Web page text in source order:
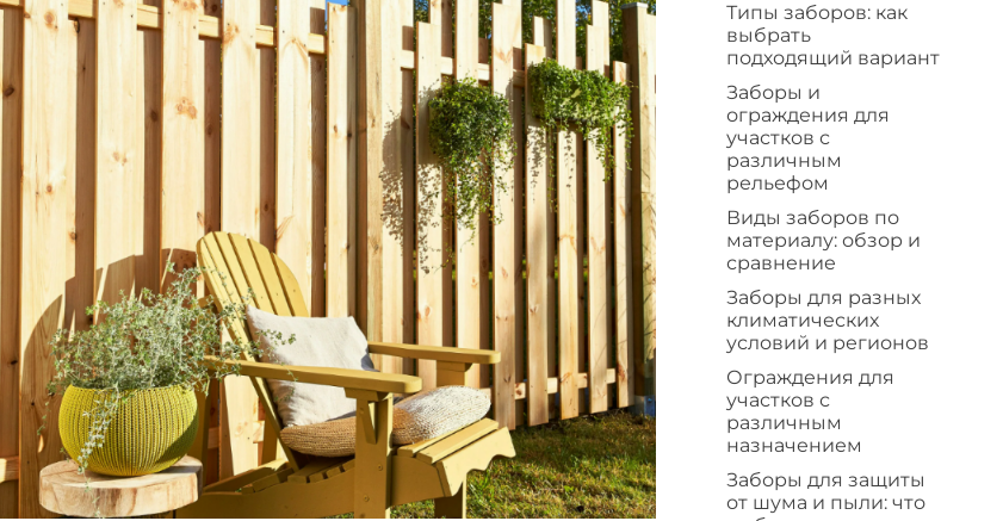
Типы заборов: как
выбрать
подходящий вариант
Заборы и
ограждения для
участков с
различным
рельефом
Виды заборов по
материалу: обзор и
сравнение
Заборы для разных
климатических
условий и регионов
Ограждения для
участков с
различным
назначением
Заборы для защиты
от шума и пыли: что